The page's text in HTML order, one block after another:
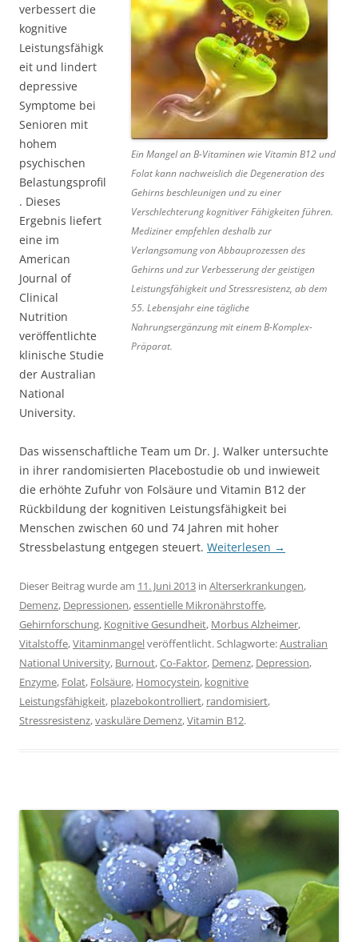
Ein Mangel an B-Vitaminen wie Vitamin B12 und
Folat kann nachweislich die Degeneration des
Gehirns beschleunigen und zu einer
Verschlechterung kognitiver Fähigkeiten führen.
Mediziner empfehlen deshalb zur
Verlangsamung von Abbauprozessen des
Gehirns und zur Verbesserung der geistigen
Leistungsfähigkeit und Stressresistenz, ab dem
55. Lebensjahr eine tägliche
Nahrungsergänzung mit einem B-Komplex-
Präparat.
verbessert die
kognitive
Leistungsfähigk
eit und lindert
depressive
Symptome bei
Senioren mit
hohem
psychischen
Belastungsprofil
. Dieses
Ergebnis liefert
eine im
American
Journal of
Clinical
Nutrition
veröffentlichte
klinische Studie
der Australian
National
University.
Das wissenschaftliche Team um Dr. J. Walker untersuchte
in ihrer randomisierten Placebostudie ob und inwieweit
die erhöhte Zufuhr von Folsäure und Vitamin B12 der
Rückbildung der kognitiven Leistungsfähigkeit bei
Menschen zwischen 60 und 74 Jahren mit hoher
Stressbelastung entgegen steuert. Weiterlesen →
Dieser Beitrag wurde am 11. Juni 2013 in Alterserkrankungen,
Demenz, Depressionen,essentielle Mikronährstoffe,
Gehirnforschung, Kognitive Gesundheit, Morbus Alzheimer,
Vitalstoffe,Vitaminmangelveröffentlicht. Schlagworte:Australian
National University, Burnout,Co-Faktor, Demenz, Depression,
Enzyme, Folat, Folsäure, Homocystein, kognitive
Leistungsfähigkeit, plazebokontrolliert, randomisiert,
Stressresistenz,vaskuläre Demenz,Vitamin B12.